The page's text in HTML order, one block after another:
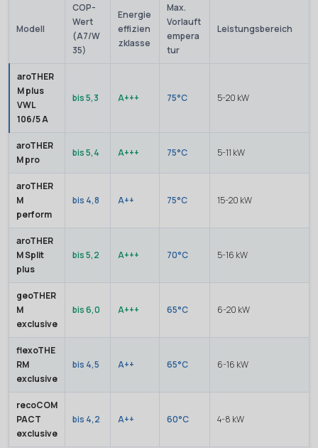
Modell
COP-
Wert
(A7/W
35)
Energie
effizien
zklasse
Max.
Vorlauft
empera
tur
Leistungsbereich
aroTHER
M plus
VWL
106/5 A
bis 5,3 A+++ 75°C 5-20 kW
aroTHER
M pro
bis 5,4 A+++ 75°C 5-11 kW
aroTHER
M
perform
bis 4,8 A++ 75°C 15-20 kW
aroTHER
M Split
plus
bis 5,2 A+++ 70°C 5-16 kW
geoTHER
M
exclusive
bis 6,0 A+++ 65°C 6-20 kW
flexoTHE
RM
exclusive
bis 4,5 A++ 65°C 6-16 kW
recoCOM
PACT
exclusive
bis 4,2 A++ 60°C 4-8 kW